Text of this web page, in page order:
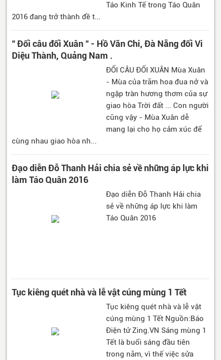
Táo Kinh Tế trong Táo Quân
2016 đang trở thành đề t...
" Đối câu đối Xuân " - Hồ Văn Chi, Đà Nẵng đối Vi
Diệu Thành, Quảng Nam .
ĐỐI CÂU ĐỐI XUÂN Mùa Xuân
- Mùa của trăm hoa đua nở và
ngập tràn hương thơm của sự
giao hòa Trời đất ... Con người
cũng vậy - Mùa Xuân dễ
mang lại cho họ cảm xúc để
cùng nhau giao hòa nh...
Đạo diễn Đỗ Thanh Hải chia sẻ về những áp lực khi
làm Táo Quân 2016
Đạo diễn Đỗ Thanh Hải chia
sẻ về những áp lực khi làm
Táo Quân 2016
Tục kiêng quét nhà và lễ vật cúng mùng 1 Tết
Tục kiêng quét nhà và lễ vật
cúng mùng 1 Tết Nguồn:Báo
Điện tử Zing.VN Sáng mùng 1
Tết là buổi sáng đầu tiên
trong năm, vì thế việc sửa